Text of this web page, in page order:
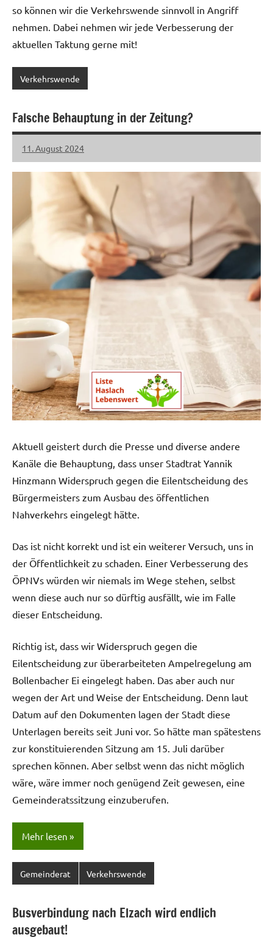
so können wir die Verkehrswende sinnvoll in Angriff
nehmen. Dabei nehmen wir jede Verbesserung der
aktuellen Taktung gerne mit!
Verkehrswende
Falsche Behauptung in der Zeitung?
11. August 2024
LHL
Keine
Kommentare
Aktuell geistert durch die Presse und diverse andere
Kanäle die Behauptung, dass unser Stadtrat Yannik
Hinzmann Widerspruch gegen die Eilentscheidung des
Bürgermeisters zum Ausbau des öffentlichen
Nahverkehrs eingelegt hätte.
Das ist nicht korrekt und ist ein weiterer Versuch, uns in
der Öffentlichkeit zu schaden. Einer Verbesserung des
ÖPNVs würden wir niemals im Wege stehen, selbst
wenn diese auch nur so dürftig ausfällt, wie im Falle
dieser Entscheidung.
Richtig ist, dass wir Widerspruch gegen die
Eilentscheidung zur überarbeiteten Ampelregelung am
Bollenbacher Ei eingelegt haben. Das aber auch nur
wegen der Art und Weise der Entscheidung. Denn laut
Datum auf den Dokumenten lagen der Stadt diese
Unterlagen bereits seit Juni vor. So hätte man spätestens
zur konstituierenden Sitzung am 15. Juli darüber
sprechen können. Aber selbst wenn das nicht möglich
wäre, wäre immer noch genügend Zeit gewesen, eine
Gemeinderatssitzung einzuberufen.
Mehr lesen
Gemeinderat Verkehrswende
Busverbindung nach Elzach wird endlich
ausgebaut!